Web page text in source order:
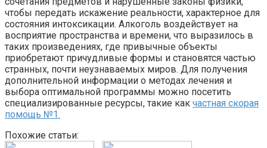
чтобы передать искажение реальности, характерное для
состояния интоксикации. Алкоголь воздействует на
восприятие пространства и времени, что выразилось в
таких произведениях, где привычные объекты
приобретают причудливые формы и становятся частью
странных, почти неузнаваемых миров. Для получения
дополнительной информации о методах лечения и
выбора оптимальной программы можно посетить
специализированные ресурсы, такие как частная скорая
помощь №1.
Похожие статьи: